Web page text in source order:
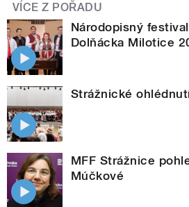
VÍCE Z POŘADU
Národopisný
Dolňácka Milotice
Strážnické
MFF Strážnice
Múčkové